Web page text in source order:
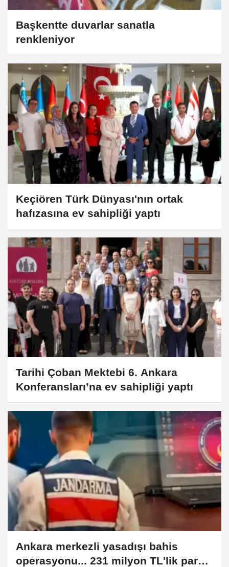
Başkentte duvarlar sanatla
renkleniyor
Keçiören Türk Dünyası'nın ortak
hafızasına ev sahipliği yaptı
Tarihi Çoban Mektebi 6. Ankara
Konferansları’na ev sahipliği yaptı
Ankara merkezli yasadışı bahis
operasyonu... 231 milyon TL'lik para